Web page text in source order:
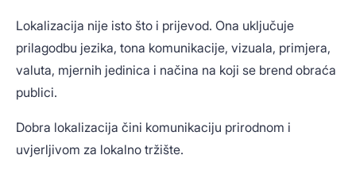
Lokalizacija nije isto što i prijevod. Ona uključuje
prilagodbu jezika, tona komunikacije, vizuala, primjera,
valuta, mjernih jedinica i načina na koji se brend obraća
publici.
Dobra lokalizacija čini komunikaciju prirodnom i
uvjerljivom za lokalno tržište.